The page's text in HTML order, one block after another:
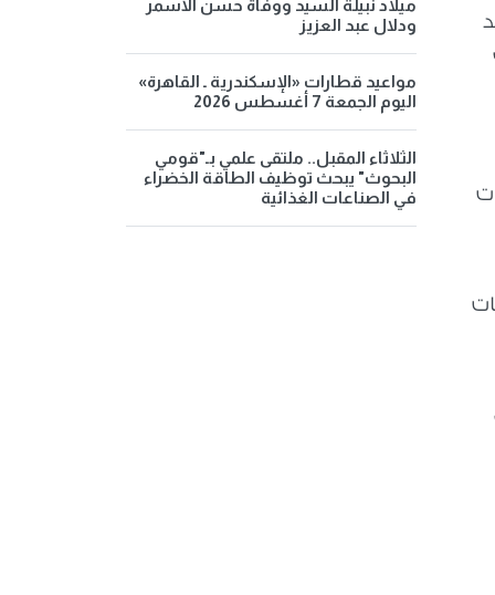
ميلاد نبيلة السيد ووفاة حسن الأسمر
ودلال عبد العزيز
مواعيد قطارات «الإسكندرية ـ القاهرة»
اليوم الجمعة 7 أغسطس 2026
الثلاثاء المقبل.. ملتقى علمي بـ"قومي
البحوث" يبحث توظيف الطاقة الخضراء
في الصناعات الغذائية